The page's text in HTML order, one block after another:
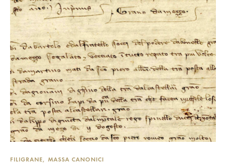
FILIGRANE MASSA CANONICI